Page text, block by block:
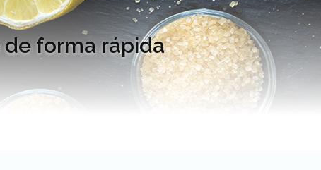
forma rápida